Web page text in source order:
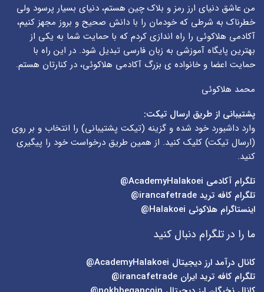
من عاشق دنیای ارز رمز و بلاک چین هستم، دنیای بسیار پرسود ولی
خطرناک به شرطی که خودمان را با دانش صحیح و بروز مجهز کنیم،
آکادمی هلاکوئی را راه اندازی کردم که با حمایت شما به یکی از
بهترین پایگاه آموزشی به زبان فارسی تبدیل شود. در این راه با
حمایت اعضا و خانواده ی بزرگ آکادمی هلاکوئی، در کنارتان هستم.
محمد هلاکوئی
پشتیبانی از طریق ارسال تیکت:
وارد داشبورد خود شده و گزینه (تیکت پشتیبانی) را انتخاب و بر روی
(ارسال تیکت) کلیک کنید. از همین طریق درخواست خود را پیگیری
کنید.
تلگرام آکادمی
تلگرام کافه ترید irancafetrade@
اینستاگرام هلاکوئی Halakoei@
ما را در تلگرام دنبال کنید
کانال درآمد ارز دیجیتال AcademyHalakoei@
تلگرام کافه ترید ایران irancafetrade@